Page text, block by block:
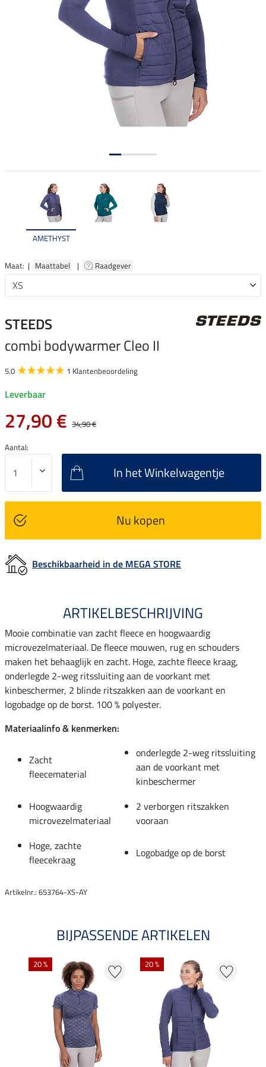
AMETHYST
Maat: | Maattabel | Raadgever
STEEDS
combi bodywarmer Cleo II
5.0 1 Klantenbeoordeling
Leverbaar
27,90 € 34,90 €
Aantal:
In het Winkelwagentje
Nu kopen
Beschikbaarheid in de MEGA STORE
ARTIKELBESCHRIJVING
Mooie combinatie van zacht fleece en hoogwaardig
microvezelmateriaal. De fleece mouwen, rug en schouders
maken het behaaglijk en zacht. Hoge, zachte fleece kraag,
onderlegde 2-weg ritssluiting aan de voorkant met
kinbeschermer, 2 blinde ritszakken aan de voorkant en
logobadge op de borst. 100 % polyester.
Materiaalinfo & kenmerken:
Zacht
fleecematerial
onderlegde 2-weg ritssluiting
aan de voorkant met
kinbeschermer
Hoogwaardig
microvezelmateriaal
2 verborgen ritszakken
vooraan
Hoge, zachte
fleecekraag
Logobadge op de borst
Artikelnr.: 653764-XS-AY
BIJPASSENDE ARTIKELEN
20 % 20 %